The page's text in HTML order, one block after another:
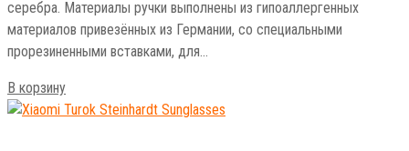
серебра. Материалы ручки выполнены из гипоаллергенных
материалов привезённых из Германии, со специальными
прорезиненными вставками, для…
В корзину